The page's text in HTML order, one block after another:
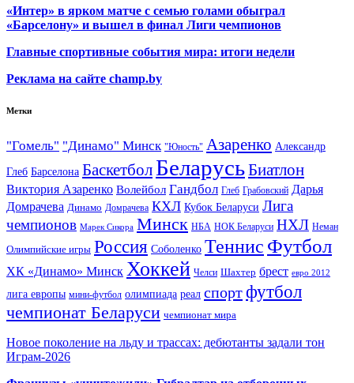
«Интер» в ярком матче с семью голами обыграл
«Барселону» и вышел в финал Лиги чемпионов
Главные спортивные события мира: итоги недели
Реклама на сайте champ.by
Метки
"Гомель" "Динамо" Минск "Юность" Азаренко Александр
Глеб Барселона Баскетбол БеларусьБиатлон
Виктория Азаренко Волейбол Гандбол Глеб Грабовский Дарья
Домрачева Динамо Домрачева КХЛ Кубок Беларуси Лига
чемпионов Марек Сикора Минск НБА НОК Беларуси НХЛ Неман
Олимпийские игры Россия Соболенко Теннис Футбол
ХК «Динамо» Минск Хоккей Челси Шахтер брест евро 2012
лига европы мини-футбол олимпиада реал спортфутбол
чемпионат Беларуси чемпионат мира
Новое поколение на льду и трассах: дебютанты задали тон
Играм-2026